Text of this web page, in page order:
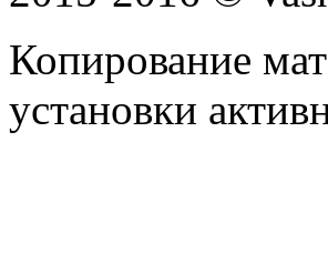
Копирование
установки